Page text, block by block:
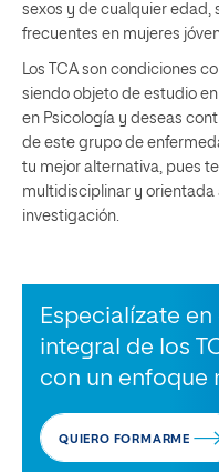
sexos y de cualquier edad,
frecuentes en mujeres
Los TCA son condiciones
siendo objeto de estudio
en Psicología y deseas
de este grupo de
tu mejor alternativa, pues
multidisciplinar y orientada
investigación.
Especialízate
integral de los
con un enfoque
QUIERO FORMARME